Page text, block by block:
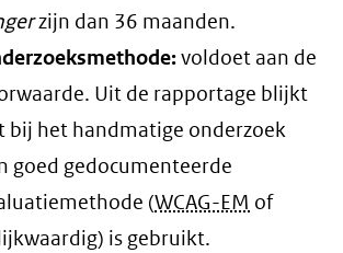
zijn dan 36 maanden.
voldoet aan de
. Uit de rapportage blijkt
bij het handmatige onderzoek
goed gedocumenteerde
(WCAG-EM of
is gebruikt.